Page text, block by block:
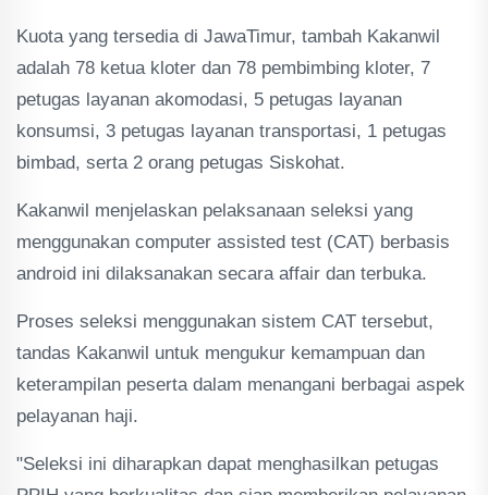
Kuota yang tersedia di JawaTimur, tambah Kakanwil
adalah 78 ketua kloter dan 78 pembimbing kloter, 7
petugas layanan akomodasi, 5 petugas layanan
konsumsi, 3 petugas layanan transportasi, 1 petugas
bimbad, serta 2 orang petugas Siskohat.
Kakanwil menjelaskan pelaksanaan seleksi yang
menggunakan computer assisted test (CAT) berbasis
android ini dilaksanakan secara affair dan terbuka.
Proses seleksi menggunakan sistem CAT tersebut,
tandas Kakanwil untuk mengukur kemampuan dan
keterampilan peserta dalam menangani berbagai aspek
pelayanan haji.
"Seleksi ini diharapkan dapat menghasilkan petugas